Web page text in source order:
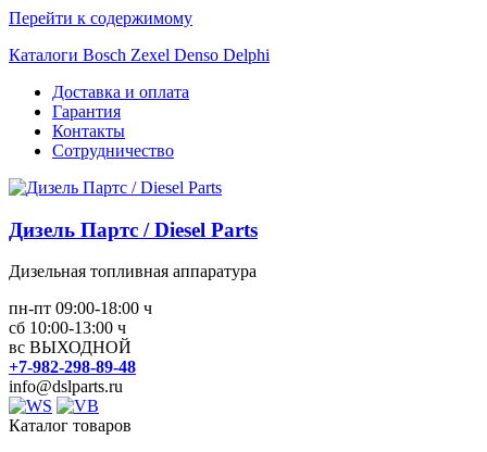
Перейти к содержимому
Каталоги Bosch Zexel Denso Delphi
Доставка и оплата
Гарантия
Контакты
Сотрудничество
Дизель Партс / Diesel Parts
Дизельная топливная аппаратура
пн-пт 09:00-18:00 ч
сб 10:00-13:00 ч
вс ВЫХОДНОЙ
+7-982-298-89-48
info@dslparts.ru
Каталог товаров